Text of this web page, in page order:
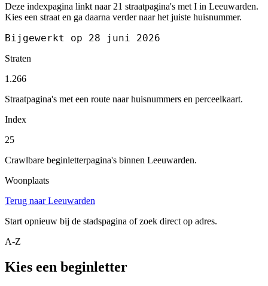
Deze indexpagina linkt naar 21 straatpagina's met I in Leeuwarden.
Kies een straat en ga daarna verder naar het juiste huisnummer.
Bijgewerkt op 28 juni 2026
Straten
1.266
Straatpagina's met een route naar huisnummers en perceelkaart.
Index
25
Crawlbare beginletterpagina's binnen Leeuwarden.
Woonplaats
Terug naar Leeuwarden
Start opnieuw bij de stadspagina of zoek direct op adres.
A-Z
Kies een beginletter